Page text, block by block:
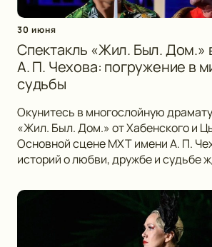
30 июня
Спектакль «Жил. Был. Дом.»
А. П. Чехова: погружение в
судьбы
Окунитесь в многослойную
«Жил. Был. Дом.» от Хабенского и
Основной сцене МХТ имени А. П.
историй о любви, дружбе и судьбе